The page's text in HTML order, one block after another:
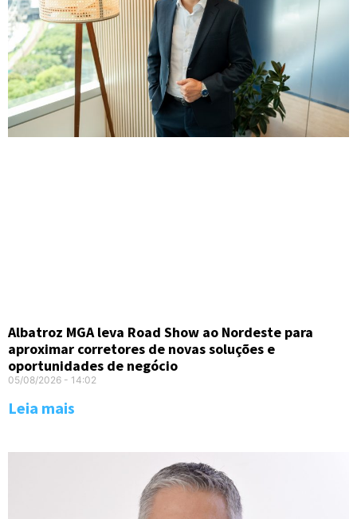
Albatroz MGA leva Road Show ao Nordeste para
aproximar corretores de novas soluções e
oportunidades de negócio
05/08/2026 14:02
Leia mais